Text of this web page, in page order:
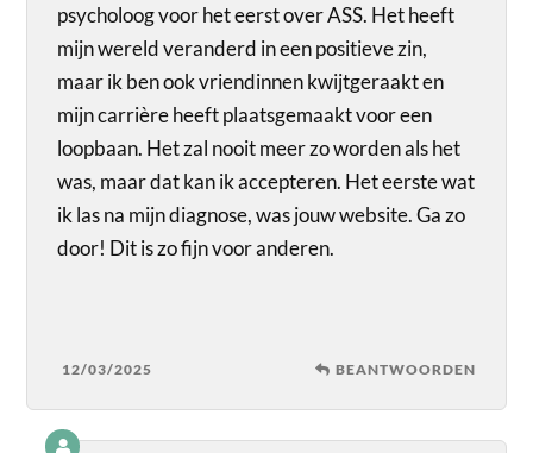
psycholoog voor het eerst over ASS. Het heeft
mijn wereld veranderd in een positieve zin,
maar ik ben ook vriendinnen kwijtgeraakt en
mijn carrière heeft plaatsgemaakt voor een
loopbaan. Het zal nooit meer zo worden als het
was, maar dat kan ik accepteren. Het eerste wat
ik las na mijn diagnose, was jouw website. Ga zo
door! Dit is zo fijn voor anderen.
12/03/2025 BEANTWOORDEN